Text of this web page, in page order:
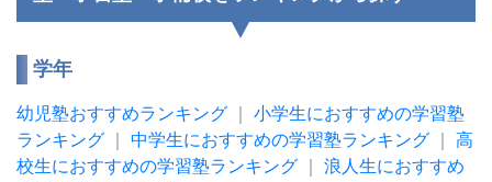
学年
幼児塾おすすめランキング
小学生におすすめの学習塾
ランキング
中学生におすすめの学習塾ランキング
高
校生におすすめの学習塾ランキング
浪人生におすすめ